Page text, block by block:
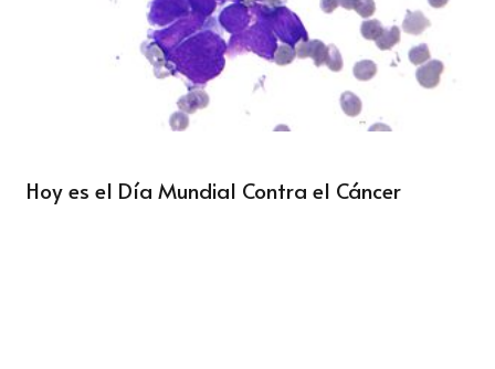
Hoy es el Día Mundial Contra el Cáncer